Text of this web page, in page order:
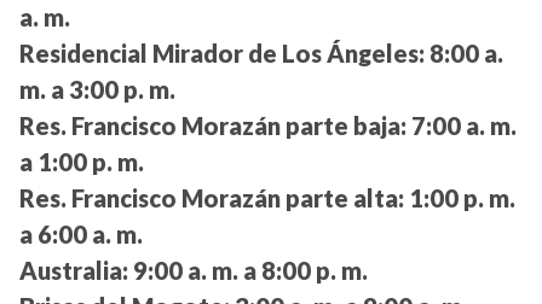
a. m.
Residencial Mirador de Los Ángeles: 8:00 a.
m. a 3:00 p. m.
Res. Francisco Morazán parte baja: 7:00 a. m.
a 1:00 p. m.
Res. Francisco Morazán parte alta: 1:00 p. m.
a 6:00 a. m.
Australia: 9:00 a. m. a 8:00 p. m.